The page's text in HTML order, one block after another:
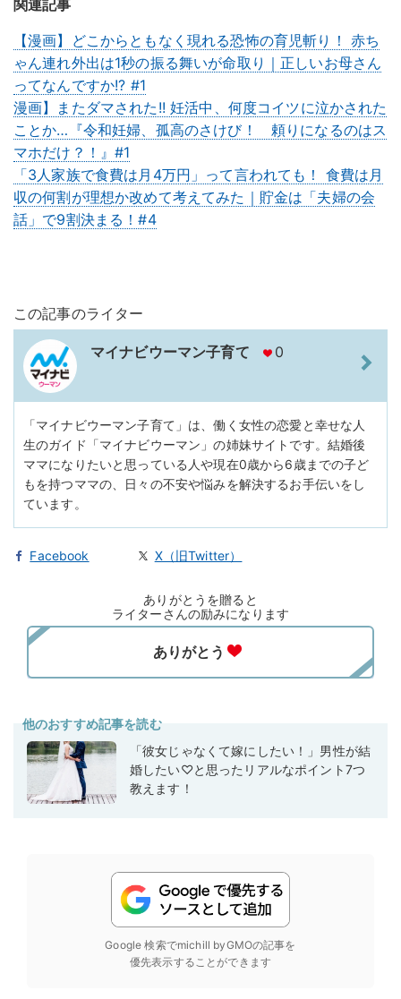
関連記事
【漫画】どこからともなく現れる恐怖の育児斬り！ 赤ち
ゃん連れ外出は1秒の振る舞いが命取り｜正しいお母さん
ってなんですか!? #1
漫画】またダマされた!! 妊活中、何度コイツに泣かされた
ことか…『令和妊婦、孤高のさけび！ 頼りになるのはス
マホだけ？！』#1
「3人家族で食費は月4万円」って言われても！ 食費は月
収の何割が理想か改めて考えてみた｜貯金は「夫婦の会
話」で9割決まる！#4
この記事のライター
マイナビウーマン子育て 0
「マイナビウーマン子育て」は、働く女性の恋愛と幸せな人
生のガイド「マイナビウーマン」の姉妹サイトです。結婚後
ママになりたいと思っている人や現在0歳から6歳までの子ど
もを持つママの、日々の不安や悩みを解決するお手伝いをし
ています。
Facebook X（旧Twitter）
ありがとうを贈ると
ライターさんの励みになります
他のおすすめ記事を読む
「彼女じゃなくて嫁にしたい！」男性が結
婚したい♡と思ったリアルなポイント7つ
教えます！
Google 検索でmichill byGMOの記事を
優先表示することができます